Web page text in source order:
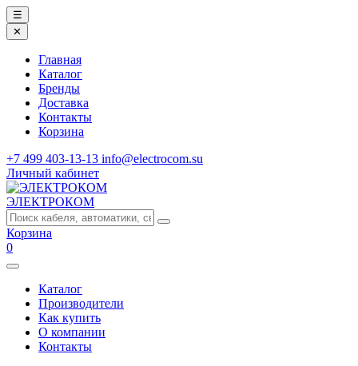
☰
✕
Главная
Каталог
Бренды
Доставка
Контакты
Корзина
+7 499 403-13-13 info@electrocom.su
Личный кабинет
ЭЛЕКТРОКОМ
Корзина
0
Каталог
Производители
Как купить
О компании
Контакты